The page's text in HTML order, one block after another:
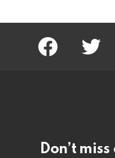
facebook twitter
Don’t